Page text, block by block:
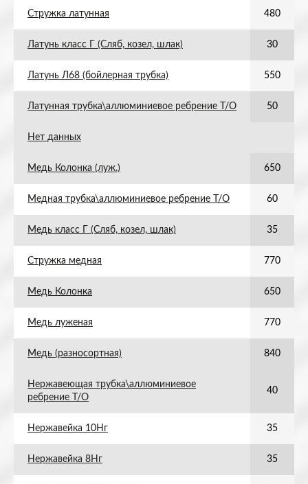
Стружка латунная 480
Латунь класс Г (Сляб, козел, шлак) 30
Латунь Л68 (бойлерная трубка) 550
Латунная трубка\аллюминиевое ребрение Т/О 50
Нет данных
Медь Колонка (луж.) 650
Медная трубка\аллюминиевое ребрение Т/О 60
Медь класс Г (Сляб, козел, шлак) 35
Стружка медная 770
Медь Колонка 650
Медь луженая 770
Медь (разносортная) 840
Нержавеющая трубка\аллюминиевое
ребрение Т/О
40
Нержавейка 10Нг 35
Нержавейка 8Нг 35